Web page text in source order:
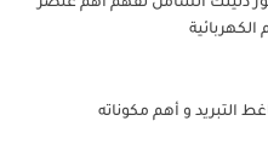
دليلك الشامل لفهم أهم عنصر
الكهربائية
التبريد و أهم مكوناته